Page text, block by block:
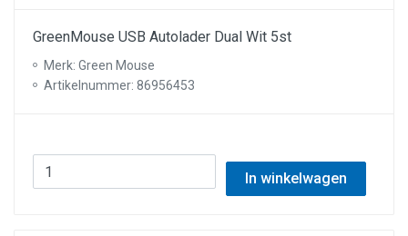
GreenMouse USB Autolader Dual Wit 5st
Merk: Green Mouse
Artikelnummer: 86956453
In winkelwagen